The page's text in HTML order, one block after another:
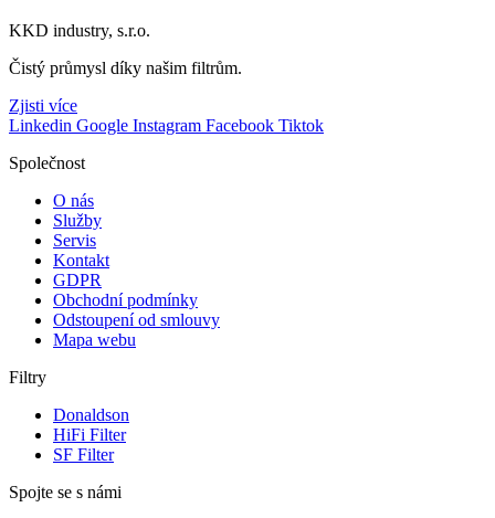
KKD industry, s.r.o.
Čistý průmysl díky našim filtrům.
Zjisti více
Linkedin Google Instagram Facebook Tiktok
Společnost
O nás
Služby
Servis
Kontakt
GDPR
Obchodní podmínky
Odstoupení od smlouvy
Mapa webu
Filtry
Donaldson
HiFi Filter
SF Filter
Spojte se s námi